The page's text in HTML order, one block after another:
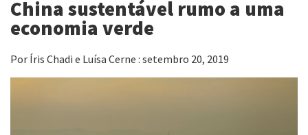
China sustentável rumo a uma
economia verde
Por Íris Chadi e Luísa Cerne : setembro 20, 2019